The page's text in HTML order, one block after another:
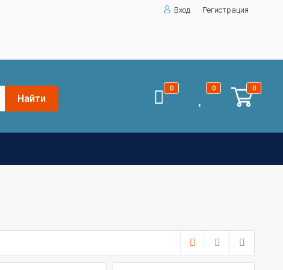
Вход Регистрация
Найти
0 0 0